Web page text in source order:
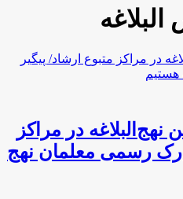
در مراکز
رسمی معلمان نهج